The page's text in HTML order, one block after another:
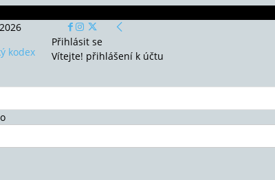
kodex
Přihlásit se
Vítejte! přihlášení k účtu